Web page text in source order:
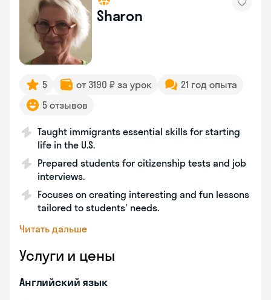
Sharon
5 от 3190 ₽ за урок
21 год опыта
5 отзывов
Taught immigrants essential skills for starting
life in the U.S.
Prepared students for citizenship tests and job
interviews.
Focuses on creating interesting and fun lessons
tailored to students' needs.
Читать дальше
Услуги и цены
Английский язык